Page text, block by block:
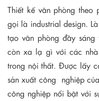
Thiết kế văn phòng theo
gọi là industrial design.
tạo văn phòng đầy sáng
còn xa lạ gì với các
trong nội thất. Được lấy
sản xuất công nghiệp
công nghiệp nổi bật với